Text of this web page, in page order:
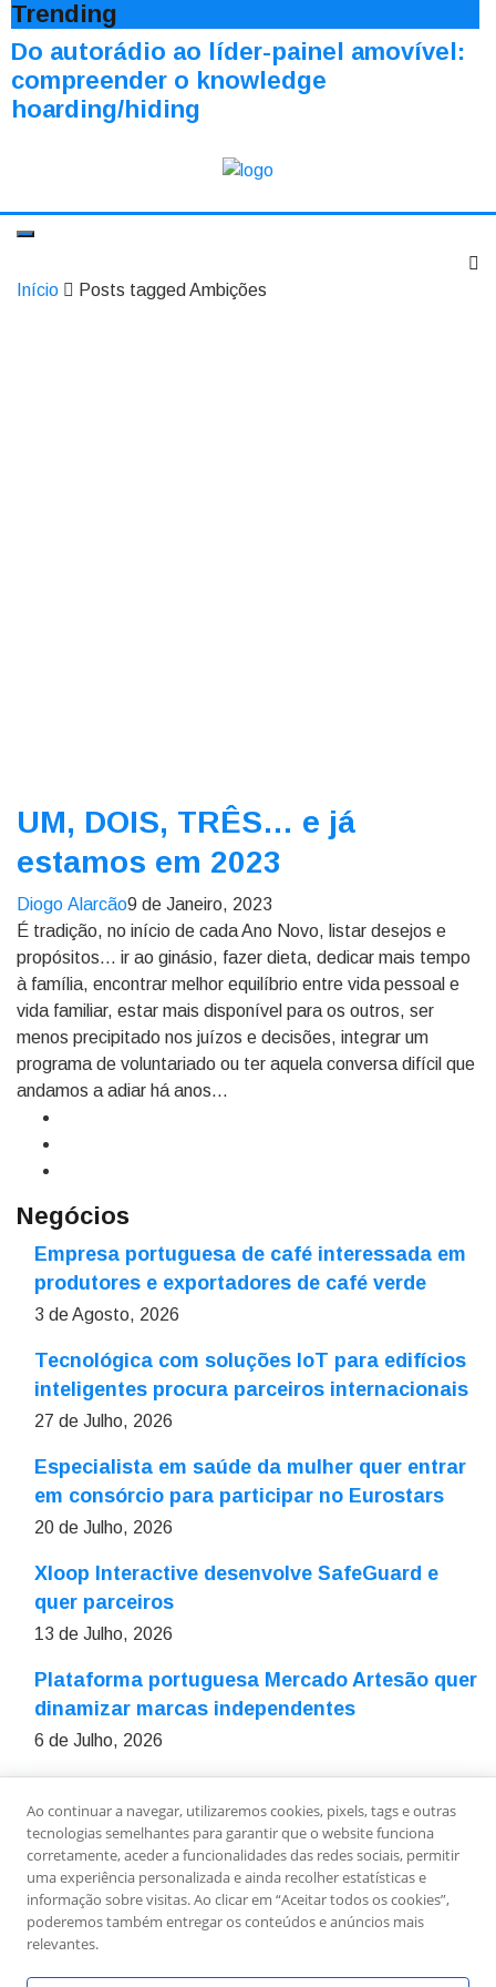
Trending
Do autorádio ao líder-painel amovível:
compreender o knowledge
hoarding/hiding
Início Posts tagged Ambições
UM, DOIS, TRÊS… e já
estamos em 2023
Diogo Alarcão9 de Janeiro, 2023
É tradição, no início de cada Ano Novo, listar desejos e
propósitos… ir ao ginásio, fazer dieta, dedicar mais tempo
à família, encontrar melhor equilíbrio entre vida pessoal e
vida familiar, estar mais disponível para os outros, ser
menos precipitado nos juízos e decisões, integrar um
programa de voluntariado ou ter aquela conversa difícil que
andamos a adiar há anos…
Negócios
Empresa portuguesa de café interessada em
produtores e exportadores de café verde
3 de Agosto, 2026
Tecnológica com soluções IoT para edifícios
inteligentes procura parceiros internacionais
27 de Julho, 2026
Especialista em saúde da mulher quer entrar
em consórcio para participar no Eurostars
20 de Julho, 2026
Xloop Interactive desenvolve SafeGuard e
quer parceiros
13 de Julho, 2026
Plataforma portuguesa Mercado Artesão quer
dinamizar marcas independentes
6 de Julho, 2026
Sobre Nós Ficha Técnica
Estatuto Editorial
Política de Privacidade
Contactos Newsletter
Ao continuar a navegar, utilizaremos cookies, pixels, tags e outras
tecnologias semelhantes para garantir que o website funciona
corretamente, aceder a funcionalidades das redes sociais, permitir
uma experiência personalizada e ainda recolher estatísticas e
informação sobre visitas. Ao clicar em “Aceitar todos os cookies”,
poderemos também entregar os conteúdos e anúncios mais
relevantes.